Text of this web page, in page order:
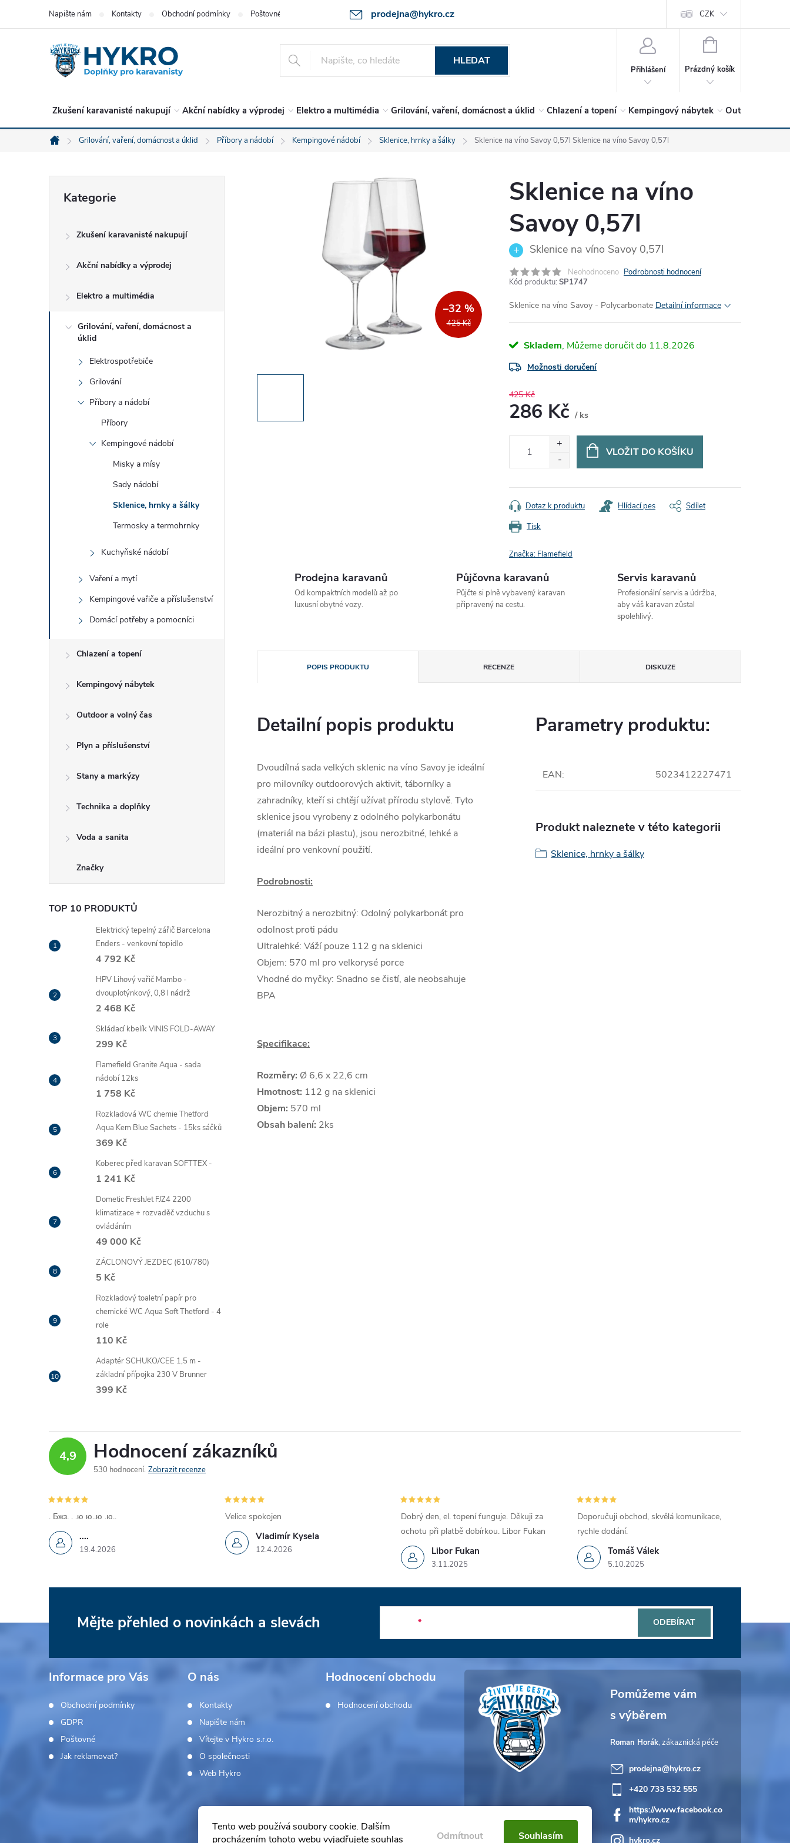
Tento web používá soubory cookie. Dalším
procházením tohoto webu vyjadřujete souhlas
Odmítnout Souhlasím
prodejna@hykro.cz
Napište nám Kontakty Obchodní podmínky Poštovné Ochrana osob. údajů - GDPR Postup při reklamaci -jak zboží vrátit? O společnosti Hodnocení obchodu
CZK
HLEDAT
Přihlášení
NÁKUPNÍ
Prázdný košík
Zkušení karavanisté nakupují Akční nabídky a výprodej Elektro a multimédia Grilování, vaření, domácnost a úklid Chlazení a topení Kempingový nábytek Outdoor a
Domů
Grilování, vaření, domácnost a úklid Příbory a nádobí Kempingové nádobí Sklenice, hrnky a šálky Sklenice na víno Savoy 0,57l Sklenice na víno Savoy 0,57l
r
kategorie
Kategorie
Zkušení karavanisté nakupují
Akční nabídky a výprodej
Elektro a multimédia
Grilování, vaření, domácnost a
úklid
Elektrospotřebiče
Grilování
Příbory a nádobí
Příbory
Kempingové nádobí
Misky a mísy
Sady nádobí
Sklenice, hrnky a šálky
Termosky a termohrnky
Kuchyňské nádobí
Vaření a mytí
Kempingové vařiče a příslušenství
Domácí potřeby a pomocníci
Chlazení a topení
Kempingový nábytek
Outdoor a volný čas
Plyn a příslušenství
Stany a markýzy
Technika a doplňky
Voda a sanita
Značky
TOP 10 PRODUKTŮ
Elektrický tepelný zářič Barcelona
Enders - venkovní topidlo
4 792 Kč
HPV Lihový vařič Mambo -
dvouplotýnkový, 0,8 l nádrž
2 468 Kč
Skládací kbelík VINIS FOLD-AWAY
299 Kč
Flamefield Granite Aqua - sada
nádobí 12ks
1 758 Kč
Rozkladová WC chemie Thetford
Aqua Kem Blue Sachets - 15ks sáčků
369 Kč
Koberec před karavan SOFTTEX -
1 241 Kč
Dometic FreshJet FJZ4 2200
klimatizace + rozvaděč vzduchu s
ovládáním
49 000 Kč
ZÁCLONOVÝ JEZDEC (610/780)
5 Kč
Rozkladový toaletní papír pro
chemické WC Aqua Soft Thetford - 4
role
110 Kč
Adaptér SCHUKO/CEE 1,5 m -
základní přípojka 230 V Brunner
399 Kč
425 Kč
–32 %
Sklenice na víno
Savoy 0,57l
Sklenice na víno Savoy 0,57l
Neohodnoceno Podrobnosti hodnocení
Kód produktu: SP1747
Sklenice na víno Savoy - Polycarbonate Detailní informace
Skladem 11.8.2026
Možnosti doručení
425 Kč
286 Kč / ks
VLOŽIT DO KOŠÍKU
Tisk
Dotaz k produktu Hlídací pes Sdílet
Značka: Flamefield
Prodejna karavanů
Od kompaktních modelů až po
luxusní obytné vozy.
Půjčovna karavanů
Půjčte si plně vybavený karavan
připravený na cestu.
Servis karavanů
Profesionální servis a údržba,
aby váš karavan zůstal
spolehlivý.
POPIS PRODUKTU RECENZE DISKUZE
Detailní popis produktu
Dvoudílná sada velkých sklenic na víno Savoy je ideální
pro milovníky outdoorových aktivit, táborníky a
zahradníky, kteří si chtějí užívat přírodu stylově. Tyto
sklenice jsou vyrobeny z odolného polykarbonátu
(materiál na bázi plastu), jsou nerozbitné, lehké a
ideální pro venkovní použití.
Podrobnosti:
Nerozbitný a nerozbitný: Odolný polykarbonát pro
odolnost proti pádu
Ultralehké: Váží pouze 112 g na sklenici
Objem: 570 ml pro velkorysé porce
Vhodné do myčky: Snadno se čistí, ale neobsahuje
BPA
Specifikace:
Rozměry: Ø 6,6 x 22,6 cm
Hmotnost: 112 g na sklenici
Objem: 570 ml
Obsah balení: 2ks
Parametry produktu:
EAN: 5023412227471
Produkt naleznete v této kategorii
Sklenice, hrnky a šálky
4,9 Hodnocení zákazníků
530 hodnocení Zobrazit recenze
....
19.4.2026
. Бжз. . .ю ю..ю .ю..
Vladimír Kysela
12.4.2026
Velice spokojen
Libor Fukan
3.11.2025
Dobrý den, el. topení funguje. Děkuji za
ochotu při platbě dobírkou. Libor Fukan
Tomáš Válek
5.10.2025
Doporučuji obchod, skvělá komunikace,
rychle dodání.
Z
t
Mějte přehled o novinkách a slevách ODEBÍRAT
Informace pro Vás
Obchodní podmínky
GDPR
Poštovné
Jak reklamovat?
O nás
Kontakty
Napište nám
Vítejte v Hykro s.r.o.
O společnosti
Web Hykro
Hodnocení obchodu
Hodnocení obchodu
Roman Horák
prodejna@hykro.cz
+420 733 532 555
https://www.facebook.co
m/hykro.cz
hykro.cz